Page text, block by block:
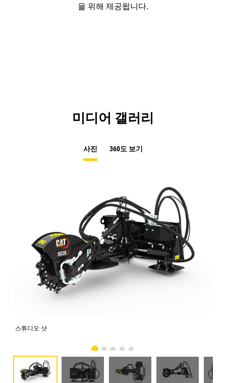
을 위해 제공됩니다.
미디어 갤러리
사진 360도 보기
스튜디오 샷